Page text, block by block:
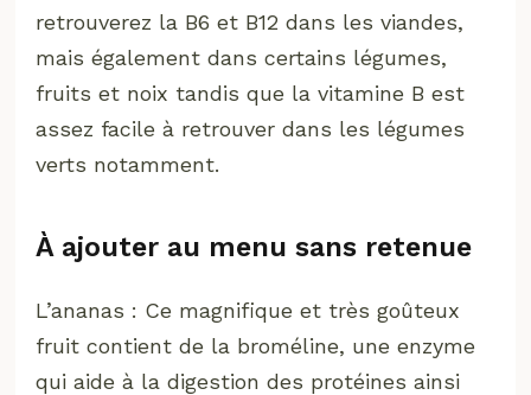
retrouverez la B6 et B12 dans les viandes,
mais également dans certains légumes,
fruits et noix tandis que la vitamine B est
assez facile à retrouver dans les légumes
verts notamment.
À ajouter au menu sans retenue
L’ananas : Ce magnifique et très goûteux
fruit contient de la broméline, une enzyme
qui aide à la digestion des protéines ainsi